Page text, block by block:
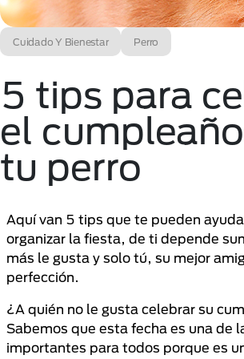
Cuidado Y Bienestar Perro
5 tips para
el
tu perro
Aquí van 5 tips que te pueden
organizar la fiesta, de ti depende
más le gusta y solo tú, su mejor
perfección.
¿A quién no le gusta celebrar su
Sabemos que esta fecha es una de
importantes para todos porque es